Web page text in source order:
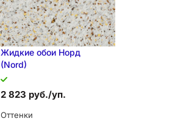
Жидкие обои Норд
(Nord)
2 823 руб./уп.
Оттенки